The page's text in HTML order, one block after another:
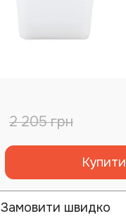
2 205 грн
Купити
Замовити швидко